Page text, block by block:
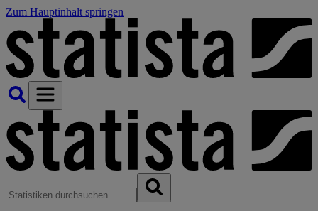
Zum Hauptinhalt springen